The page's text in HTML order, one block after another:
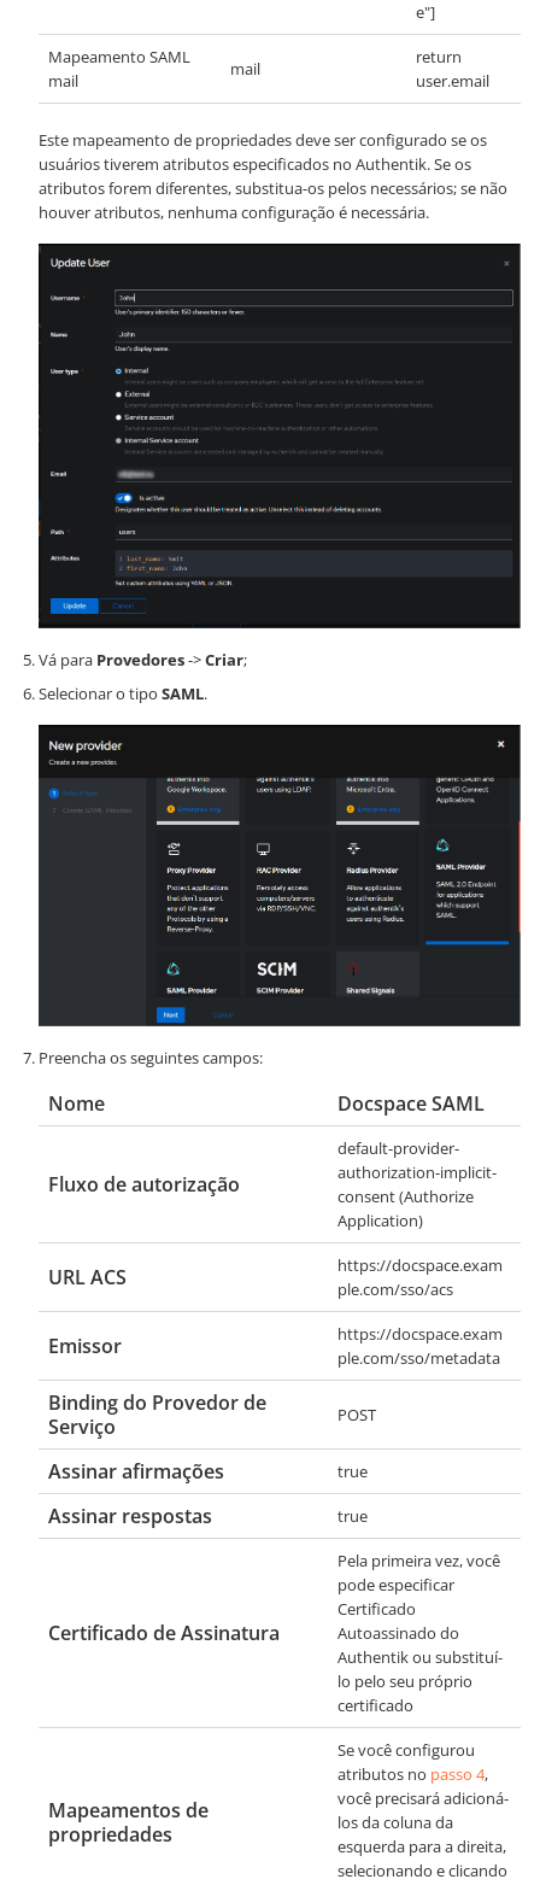
e"]
Mapeamento SAML
mail
mail
return
user.email
Este mapeamento de propriedades deve ser configurado se os
usuários tiverem atributos especificados no Authentik. Se os
atributos forem diferentes, substitua-os pelos necessários; se não
houver atributos, nenhuma configuração é necessária.
Vá para Provedores->Criar;
Selecionar o tipo SAML.
Preencha os seguintes campos:
Nome Docspace SAML
Fluxo de autorização
default-provider-
authorization-implicit-
consent (Authorize
Application)
URL ACS
https://docspace.exam
ple.com/sso/acs
Emissor
https://docspace.exam
ple.com/sso/metadata
Binding do Provedor de
Serviço
POST
Assinar afirmações true
Assinar respostas true
Certificado de Assinatura
Pela primeira vez, você
pode especificar
Certificado
Autoassinado do
Authentikou substituí-
lo pelo seu próprio
certificado
Mapeamentos de
propriedades
Se você configurou
atributos no passo 4,
você precisará adicioná-
los da coluna da
esquerda para a direita,
selecionando e clicando